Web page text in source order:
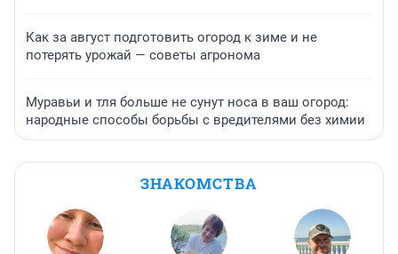
Как за август подготовить огород к зиме и не
потерять урожай — советы агронома
Муравьи и тля больше не сунут носа в ваш огород:
народные способы борьбы с вредителями без химии
ЗНАКОМСТВА